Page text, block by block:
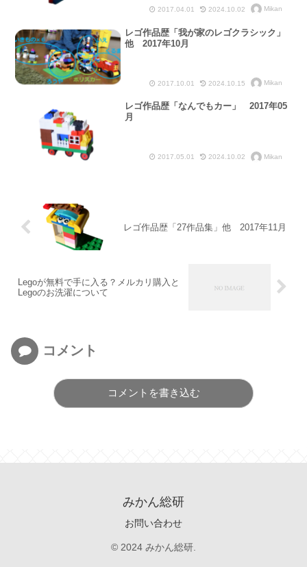
2017.04.01 2024.10.02 Mikan
レゴ作品歴「我が家のレゴクラシック」
他 2017年10月
2017.10.01 2024.10.15 Mikan
レゴ作品歴「なんでもカー」 2017年05
月
2017.05.01 2024.10.02 Mikan
レゴ作品歴「27作品集」他 2017年11月
Legoが無料で手に入る？メルカリ購入と
Legoのお洗濯について
コメント
コメントを書き込む
みかん総研
お問い合わせ
© 2024 みかん総研.